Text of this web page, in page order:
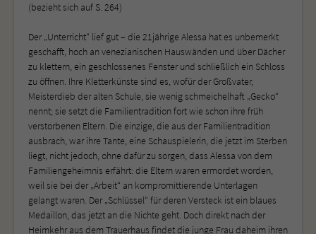
(bezieht sich auf S. 264)
Der „Unterricht“ lief gut – die 21jährige Alessa hat es unbemerkt
geschafft, hoch an venezianischen Hauswänden und über Dächer
zu klettern, ein geschlossenes Fenster und schließlich ein Schloss
zu öffnen. Ihre Kletterkünste sind es, wofür der Großvater,
Meisterdieb der alten Schule, sie wenig schmeichelhaft „Gecko“
nennt; sie setzt die Familientradition fort wie schon ihre früh
verstorbenen Eltern. Die einzige, die aus der Familientradition
ausbrach, war ihre Tante, eine Schauspielerin, die jetzt im Sterben
liegt, nicht jedoch, ohne dafür zu sorgen, dass Alessa von dem
Familiengeheimnis erfährt: die Eltern waren ermordet worden,
weil sie bei der „Arbeit“ an kompromittierende Unterlagen
gelangt waren. Der „Schlüssel“ für deren Versteck ist ein blaues
Medaillon, das jetzt an die Nichte geht. Doch direkt nach der
Heimkehr aus dem Trauerhaus findet die junge Frau daheim ihren